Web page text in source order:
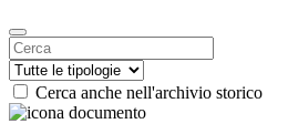
Cerca anche nell'archivio storico